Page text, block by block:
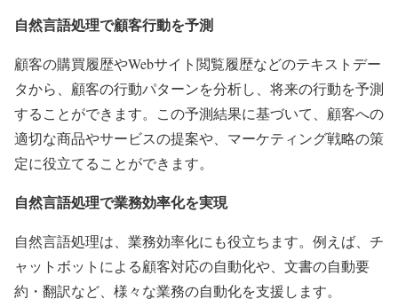
自然言語処理で顧客行動を予測
顧客の購買履歴やWebサイト閲覧履歴などのテキストデー
タから、顧客の行動パターンを分析し、将来の行動を予測
することができます。この予測結果に基づいて、顧客への
適切な商品やサービスの提案や、マーケティング戦略の策
定に役立てることができます。
自然言語処理で業務効率化を実現
自然言語処理は、業務効率化にも役立ちます。例えば、チ
ャットボットによる顧客対応の自動化や、文書の自動要
約・翻訳など、様々な業務の自動化を支援します。